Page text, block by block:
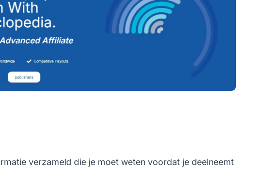
verzameld die je moet weten voordat je deelneemt